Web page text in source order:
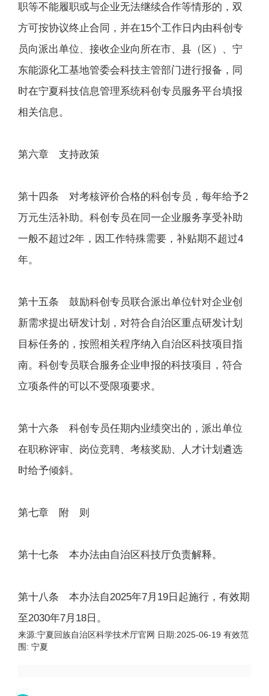
职等不能履职或与企业无法继续合作等情形的，双
方可按协议终止合同，并在15个工作日内由科创专
员向派出单位、接收企业向所在市、县（区）、宁
东能源化工基地管委会科技主管部门进行报备，同
时在宁夏科技信息管理系统科创专员服务平台填报
相关信息。
第六章 支持政策
第十四条 对考核评价合格的科创专员，每年给予2
万元生活补助。科创专员在同一企业服务享受补助
一般不超过2年，因工作特殊需要，补贴期不超过4
年。
第十五条 鼓励科创专员联合派出单位针对企业创
新需求提出研发计划，对符合自治区重点研发计划
目标任务的，按照相关程序纳入自治区科技项目指
南。科创专员联合服务企业申报的科技项目，符合
立项条件的可以不受限项要求。
第十六条 科创专员任期内业绩突出的，派出单位
在职称评审、岗位竞聘、考核奖励、人才计划遴选
时给予倾斜。
第七章 附 则
第十七条 本办法由自治区科技厅负责解释。
第十八条 本办法自2025年7月19日起施行，有效期
至2030年7月18日。
来源:宁夏回族自治区科学技术厅官网 日期:2025-06-19 有效范
围: 宁夏